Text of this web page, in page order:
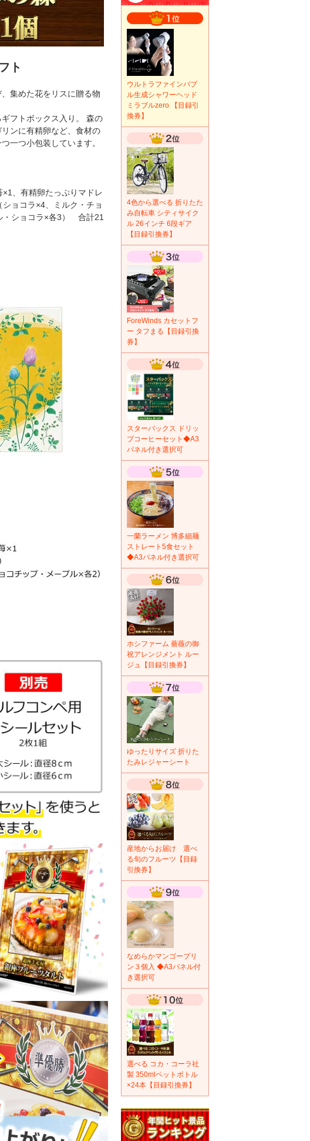
ト
集めた花をリスに贈る物
フトボックス入り。 森の
ンに有精卵など、食材の
一つ小包装しています。
、有精卵たっぷりマドレ
ョコラ×4、ミルク・チョ
・ショコラ×各3） 合計21
ウルトラファインバブ
ル生成シャワーヘッド
ミラブルzero 【目録引
換券】
4色から選べる 折りたた
み自転車 シティサイク
ル 26インチ 6段ギア
【目録引換券】
ForeWinds カセットフ
ー タフまる【目録引換
券】
スターバックス ドリッ
プコーヒーセット◆A3
パネル付き選択可
一蘭ラーメン 博多細麺
ストレート5食セット
◆A3パネル付き選択可
ホシファーム 薔薇の御
祝アレンジメント ルー
ジュ【目録引換券】
ゆったりサイズ 折りた
たみレジャーシート
産地からお届け 選べ
る旬のフルーツ【目録
引換券】
なめらかマンゴープリ
ン３個入 ◆A3パネル付
き選択可
選べる コカ・コーラ社
製 350mlペットボトル
×24本【目録引換券】